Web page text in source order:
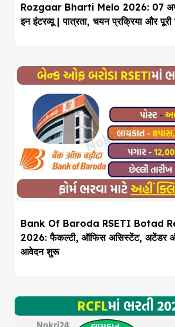
Rozgaar Bharti Melo 2026: 07
इन इंटरव्यू | पात्रता, चयन प्रक्रिया और पूरी
Bank Of Baroda RSETI Botad
2026: फैकल्टी, ऑफिस असिस्टेंट, अटेंडर
आवेदन शुरू